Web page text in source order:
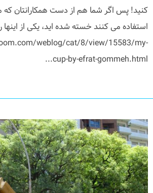
کنید! پس اگر شما هم از دست همکارانتان که
استفاده می کنند خسته شده اید، یکی از اینها
weblog/cat/8/view/15583/my-
cup-by-efrat-gommeh.html...